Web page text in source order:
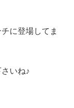
に登場してま
いね♪